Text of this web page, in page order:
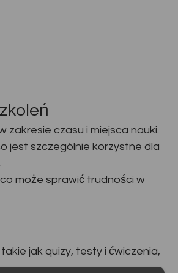
zakresie czasu i miejsca nauki.
jest szczególnie korzystne dla
może sprawić trudności w
jak quizy, testy i ćwiczenia,